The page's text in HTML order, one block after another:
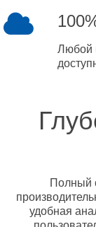
Любой
Полный
удобная